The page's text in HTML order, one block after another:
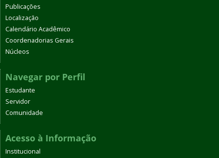
Publicações
Localização
Calendário Acadêmico
Coordenadorias Gerais
Núcleos
Navegar por Perfil
Estudante
Servidor
Comunidade
Acesso à Informação
Institucional